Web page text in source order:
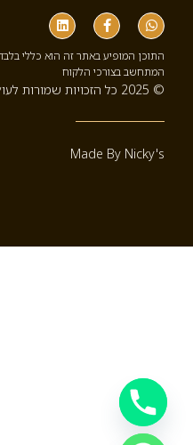
התוכן המופיע באתר זה הוא כללי
המתחשב בצורכי הלקוח
© 2025 כל הזכויות שמורות לעו״ד אסף פלג
Made By Nicky's